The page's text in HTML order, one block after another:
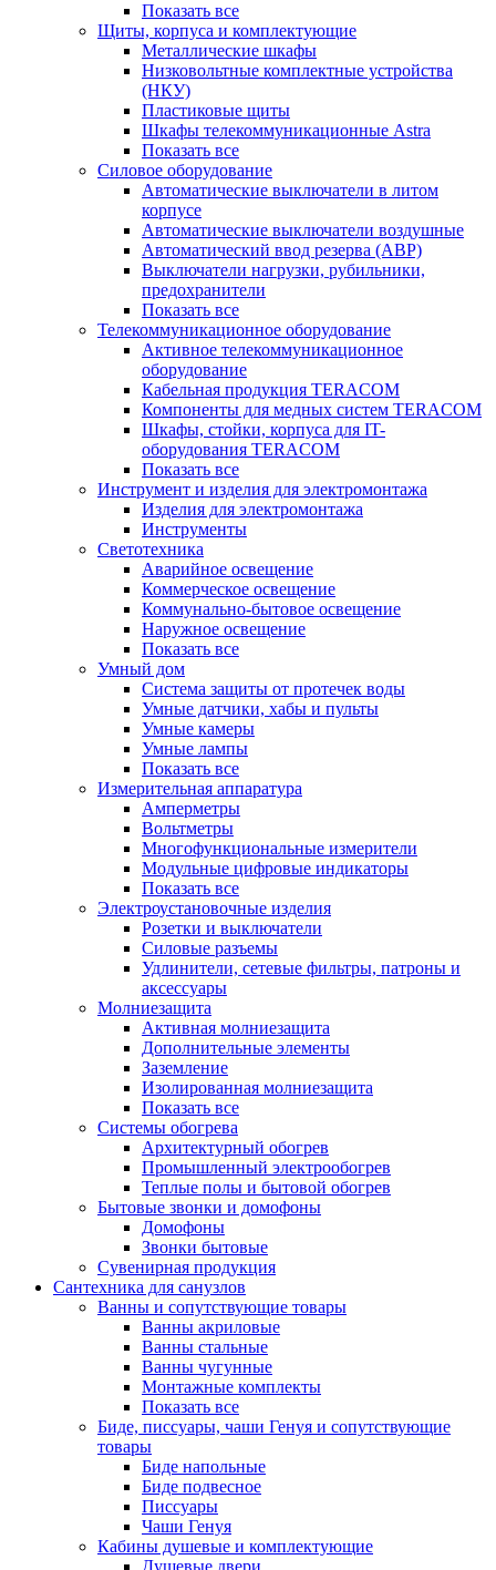
Показать все
Щиты, корпуса и комплектующие
Металлические шкафы
Низковольтные комплектные устройства
(НКУ)
Пластиковые щиты
Шкафы телекоммуникационные Astra
Показать все
Силовое оборудование
Автоматические выключатели в литом
корпусе
Автоматические выключатели воздушные
Автоматический ввод резерва (АВР)
Выключатели нагрузки, рубильники,
предохранители
Показать все
Телекоммуникационное оборудование
Активное телекоммуникационное
оборудование
Кабельная продукция TERACOM
Компоненты для медных систем TERACOM
Шкафы, стойки, корпуса для IT-
оборудования TERACOM
Показать все
Инструмент и изделия для электромонтажа
Изделия для электромонтажа
Инструменты
Светотехника
Аварийное освещение
Коммерческое освещение
Коммунально-бытовое освещение
Наружное освещение
Показать все
Умный дом
Система защиты от протечек воды
Умные датчики, хабы и пульты
Умные камеры
Умные лампы
Показать все
Измерительная аппаратура
Амперметры
Вольтметры
Многофункциональные измерители
Модульные цифровые индикаторы
Показать все
Электроустановочные изделия
Розетки и выключатели
Силовые разъемы
Удлинители, сетевые фильтры, патроны и
аксессуары
Молниезащита
Активная молниезащита
Дополнительные элементы
Заземление
Изолированная молниезащита
Показать все
Системы обогрева
Архитектурный обогрев
Промышленный электрообогрев
Теплые полы и бытовой обогрев
Бытовые звонки и домофоны
Домофоны
Звонки бытовые
Сувенирная продукция
Сантехника для санузлов
Ванны и сопутствующие товары
Ванны акриловые
Ванны стальные
Ванны чугунные
Монтажные комплекты
Показать все
Биде, писсуары, чаши Генуя и сопутствующие
товары
Биде напольные
Биде подвесное
Писсуары
Чаши Генуя
Кабины душевые и комплектующие
Душевые двери